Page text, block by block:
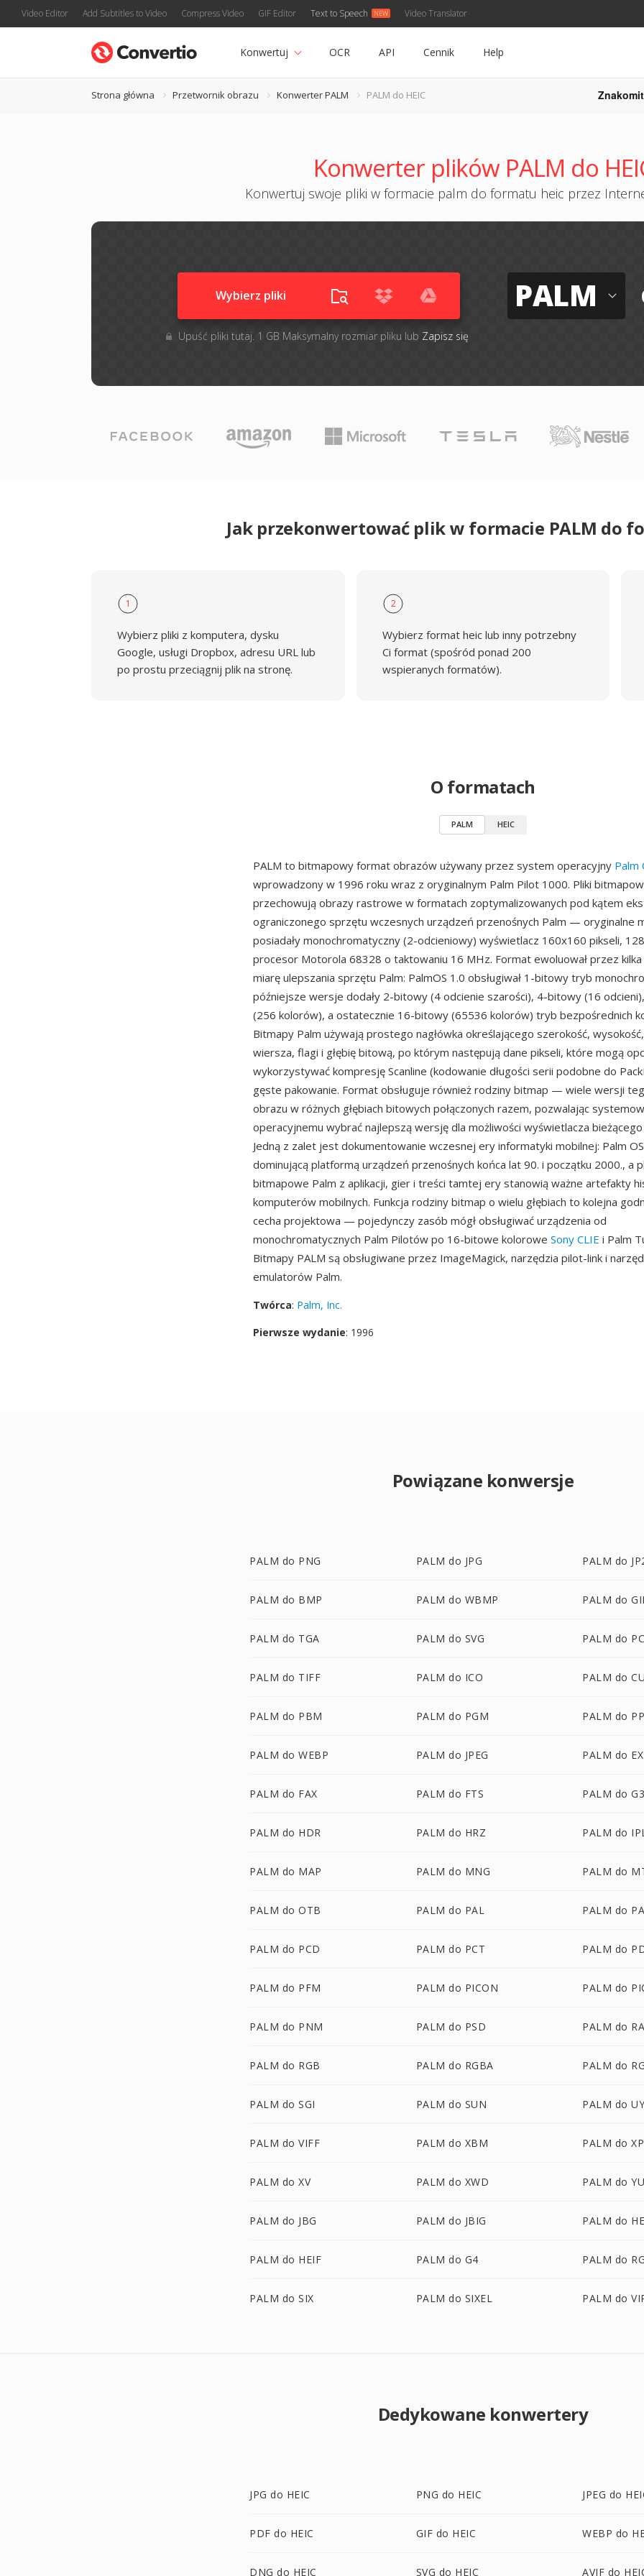
Video Editor Add Subtitles to Video Compress Video GIF Editor Text to Speech Video Translator
Konwertuj OCR API Cennik Help
Strona główna Przetwornik obrazu Konwerter PALM PALM do HEIC
Konwerter plików PALM do
Konwertuj swoje pliki w formacie palm do formatu heic przez
Wybierz pliki
Upuść pliki tutaj. 1 GB Maksymalny rozmiar pliku lub Zapisz się
PALM
Jak przekonwertować plik w formacie PALM do
1
Wybierz pliki z komputera, dysku
Google, usługi Dropbox, adresu URL lub
po prostu przeciągnij plik na stronę.
2
Wybierz format heic lub inny potrzebny
Ci format (spośród ponad 200
wspieranych formatów).
O formatach
PALM HEIC
PALM to bitmapowy format obrazów używany przez system operacyjny Palm
wprowadzony w 1996 roku wraz z oryginalnym Palm Pilot 1000. Pliki
przechowują obrazy rastrowe w formatach zoptymalizowanych pod kątem
ograniczonego sprzętu wczesnych urządzeń przenośnych Palm — oryginalne
posiadały monochromatyczny (2-odcieniowy) wyświetlacz 160x160 pikseli,
procesor Motorola 68328 o taktowaniu 16 MHz. Format ewoluował przez
miarę ulepszania sprzętu Palm: PalmOS 1.0 obsługiwał 1-bitowy tryb
późniejsze wersje dodały 2-bitowy (4 odcienie szarości), 4-bitowy (16
(256 kolorów), a ostatecznie 16-bitowy (65536 kolorów) tryb bezpośrednich
Bitmapy Palm używają prostego nagłówka określającego szerokość,
wiersza, flagi i głębię bitową, po którym następują dane pikseli, które mogą
wykorzystywać kompresję Scanline (kodowanie długości serii podobne do
gęste pakowanie. Format obsługuje również rodziny bitmap — wiele wersji
obrazu w różnych głębiach bitowych połączonych razem, pozwalając
operacyjnemu wybrać najlepszą wersję dla możliwości wyświetlacza
Jedną z zalet jest dokumentowanie wczesnej ery informatyki mobilnej: Palm OS
dominującą platformą urządzeń przenośnych końca lat 90. i początku 2000., a
bitmapowe Palm z aplikacji, gier i treści tamtej ery stanowią ważne artefakty
komputerów mobilnych. Funkcja rodziny bitmap o wielu głębiach to kolejna
cecha projektowa — pojedynczy zasób mógł obsługiwać urządzenia od
monochromatycznych Palm Pilotów po 16-bitowe kolorowe Sony CLIE i Palm
Bitmapy PALM są obsługiwane przez ImageMagick, narzędzia pilot-link i
emulatorów Palm.
Twórca: Palm, Inc.
Pierwsze wydanie: 1996
Powiązane konwersje
PALM do PNG PALM do JPG PALM do
PALM do BMP PALM do WBMP PALM do
PALM do TGA PALM do SVG PALM do
PALM do TIFF PALM do ICO PALM do
PALM do PBM PALM do PGM PALM do
PALM do WEBP PALM do JPEG PALM do
PALM do FAX PALM do FTS PALM do
PALM do HDR PALM do HRZ PALM do
PALM do MAP PALM do MNG PALM do
PALM do OTB PALM do PAL PALM do
PALM do PCD PALM do PCT PALM do
PALM do PFM PALM do PICON PALM do
PALM do PNM PALM do PSD PALM do
PALM do RGB PALM do RGBA PALM do
PALM do SGI PALM do SUN PALM do
PALM do VIFF PALM do XBM PALM do
PALM do XV PALM do XWD PALM do
PALM do JBG PALM do JBIG PALM do
PALM do HEIF PALM do G4 PALM do
PALM do SIX PALM do SIXEL PALM do
Dedykowane konwertery
JPG do HEIC PNG do HEIC JPEG do
PDF do HEIC GIF do HEIC WEBP do
DNG do HEIC SVG do HEIC AVIF do